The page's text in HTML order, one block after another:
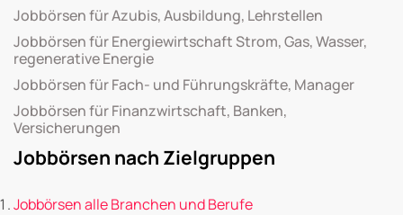
Jobbörsen für Azubis, Ausbildung, Lehrstellen
Jobbörsen für Energiewirtschaft Strom, Gas, Wasser,
regenerative Energie
Jobbörsen für Fach- und Führungskräfte, Manager
Jobbörsen für Finanzwirtschaft, Banken,
Versicherungen
Jobbörsen nach Zielgruppen
Jobbörsen alle Branchen und Berufe